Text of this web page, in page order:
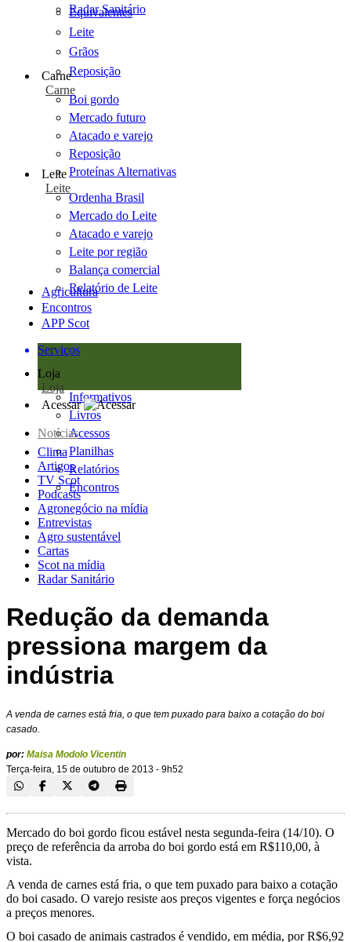
Radar Sanitário
Equivalentes
Leite
Grãos
Reposição
Carne
Carne
Boi gordo
Mercado futuro
Atacado e varejo
Reposição
Proteínas Alternativas
Leite
Leite
Ordenha Brasil
Mercado do Leite
Atacado e varejo
Leite por região
Balança comercial
Relatório de Leite
Agricultura
Encontros
APP Scot
Serviços
Loja
Loja
Informativos
Livros
Acessos
Planilhas
Relatórios
Encontros
Acessar
Notícias
Clima
Artigos
TV Scot
Podcasts
Agronegócio na mídia
Entrevistas
Agro sustentável
Cartas
Scot na mídia
Radar Sanitário
Redução da demanda
pressiona margem da
indústria
A venda de carnes está fria, o que tem puxado para baixo a cotação do boi
casado.
por: Maisa Modolo Vicentin
Terça-feira, 15 de outubro de 2013 - 9h52
Mercado do boi gordo ficou estável nesta segunda-feira (14/10). O
preço de referência da arroba do boi gordo está em R$110,00, à
vista.
A venda de carnes está fria, o que tem puxado para baixo a cotação
do boi casado. O varejo resiste aos preços vigentes e força negócios
a preços menores.
O boi casado de animais castrados é vendido, em média, por R$6,92